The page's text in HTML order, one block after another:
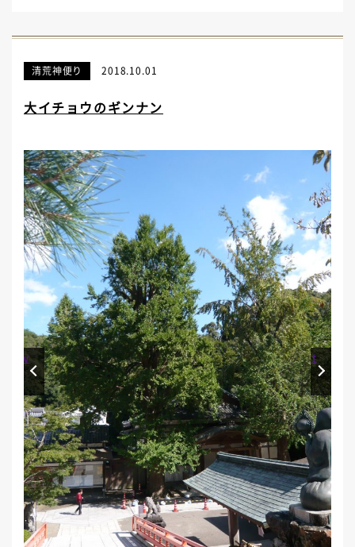
清荒神便り 2018.10.01
大イチョウのギンナン
Prev Next